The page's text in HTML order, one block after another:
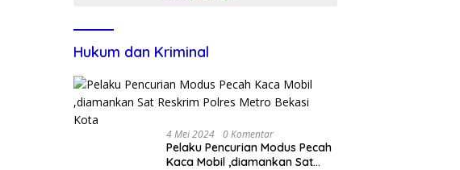
Hukum dan Kriminal
4 Mei 2024 0 Komentar
Pelaku Pencurian Modus Pecah
Kaca Mobil ,diamankan Sat